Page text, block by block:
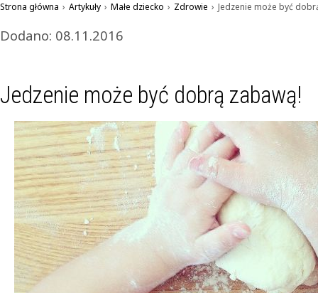
Strona główna › Artykuły › Małe dziecko › Zdrowie › Jedzenie może być
Dodano: 08.11.2016
Jedzenie może być dobrą zabawą!